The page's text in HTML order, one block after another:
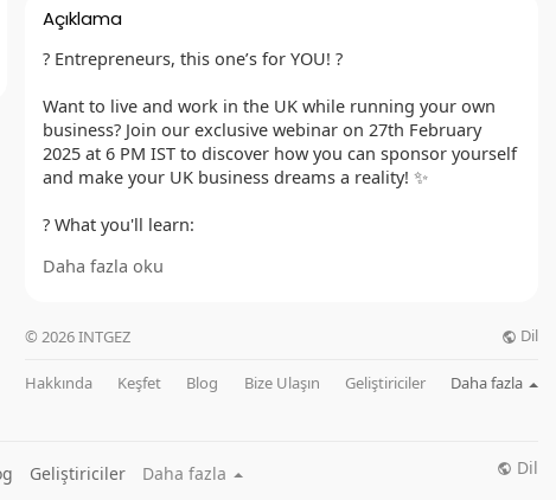
Açıklama
? Entrepreneurs, this one’s for YOU! ?
Want to live and work in the UK while running your own
business? Join our exclusive webinar on 27th February
2025 at 6 PM IST to discover how you can sponsor yourself
and make your UK business dreams a reality! ✨
? What you'll learn:
✅ Visa options & legal requirements
Don't miss this chance to gain expert insights and take
now! ??
https://us06web.zoom.us/webinar/register/6017364925194
/WN_T-nK3rQYRBS_zvDVMjQ9pQ#/registration
Daha fazla oku
© 2026 INTGEZ Dil
Hakkında Keşfet Blog Bize Ulaşın Geliştiriciler Daha fazla
Geliştiriciler Daha fazla Dil